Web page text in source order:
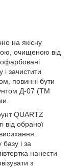
на якісну
очищеною від
і зачистити
повинні бути
Д-07 (ТМ
QUARTZ
обраної
і за
нанести
з